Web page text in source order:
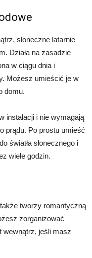
słoneczne latarnie
Działa na zasadzie
w ciągu dnia i
Możesz umieścić je w
domu.
instalacji i nie wymagają
prądu. Po prostu umieść
światła słonecznego i
wiele godzin.
tworzy romantyczną
zorganizować
wewnątrz, jeśli masz